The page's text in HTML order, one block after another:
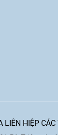
LIÊN HIỆP